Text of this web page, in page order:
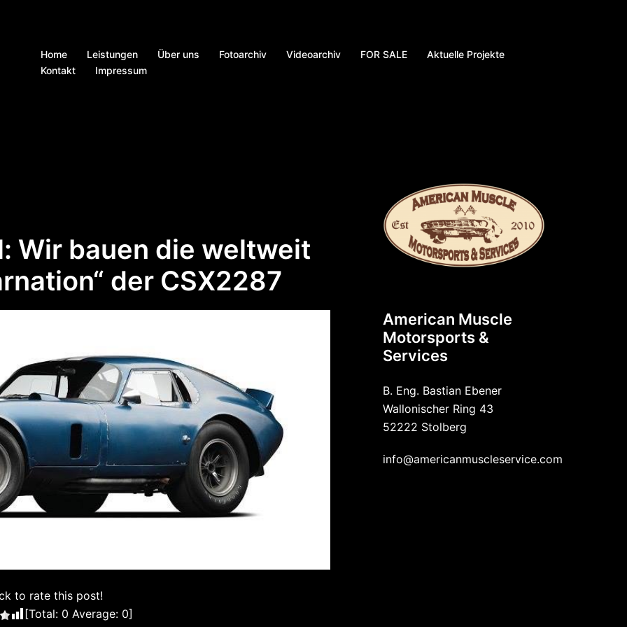
Home Leistungen Über uns Fotoarchiv Videoarchiv FOR SALE
Aktuelle Projekte
Kontakt
Impressum
Wir bauen die weltweit
der CSX2287
to rate this post!
[Total: 0 Average: 0]
American Muscle
Motorsports &
Services
B. Eng. Bastian Ebener
Wallonischer Ring 43
52222 Stolberg
info@americanmuscleservice.com